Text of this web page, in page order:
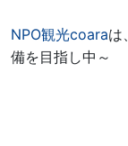
NPO観光coaraは
備を目指し中～